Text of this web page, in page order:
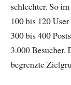
schlechter. So
100 bis 120
300 bis 400
3.000 Besucher.
begrenzte